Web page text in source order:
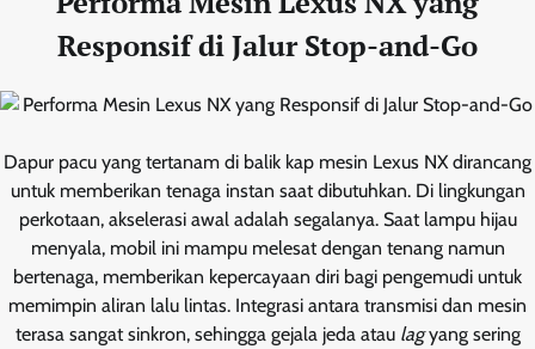
Responsif di Jalur Stop-and-Go
Dapur pacu yang tertanam di balik kap mesin Lexus NX dirancang
untuk memberikan tenaga instan saat dibutuhkan. Di lingkungan
perkotaan, akselerasi awal adalah segalanya. Saat lampu hijau
menyala, mobil ini mampu melesat dengan tenang namun
bertenaga, memberikan kepercayaan diri bagi pengemudi untuk
memimpin aliran lalu lintas. Integrasi antara transmisi dan mesin
terasa sangat sinkron, sehingga gejala jeda atau lagyang sering